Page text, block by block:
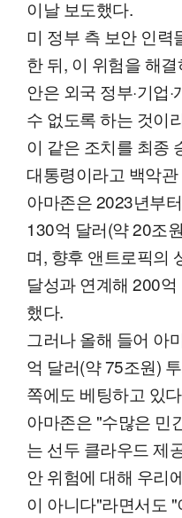
이날 보도했다.
미 정부 측 보안 인력
한 뒤, 이 위험을 해
안은 외국 정부·기업
수 없도록 하는 것이
이 같은 조치를 최종
대통령이라고 백악
아마존은 2023년부
130억 달러(약 20조
며, 향후 앤트로픽의
달성과 연계해 200
했다.
그러나 올해 들어 아
억 달러(약 75조원)
쪽에도 베팅하고 있
아마존은 "수많은 민
는 선두 클라우드 제
안 위험에 대해 우리
이 아니다"라면서도